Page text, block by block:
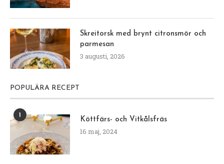
Skreitorsk med brynt citronsmör och
parmesan
3 augusti, 2026
POPULÄRA RECEPT
1
Köttfärs- och Vitkålsfräs
16 maj, 2024